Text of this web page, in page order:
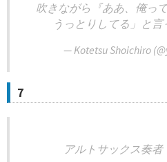
吹きながら『ああ、俺っ
うっとりしてる」と
— Kotetsu Shoichiro
7
アルトサックス奏者